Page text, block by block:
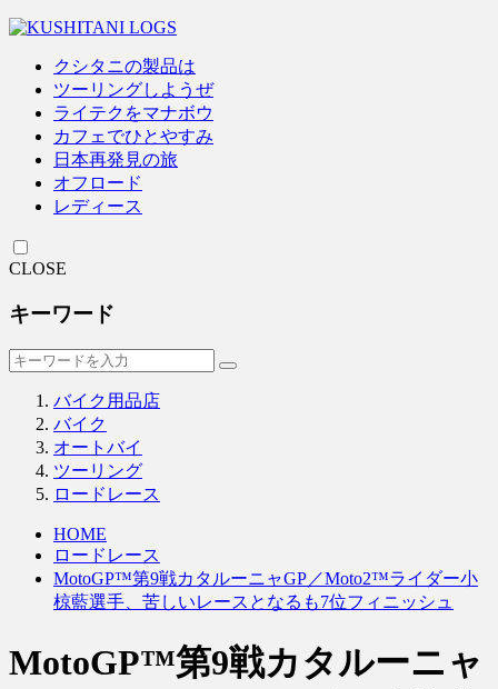
クシタニの製品は
ツーリングしようぜ
ライテクをマナボウ
カフェでひとやすみ
日本再発見の旅
オフロード
レディース
CLOSE
キーワード
バイク用品店
バイク
オートバイ
ツーリング
ロードレース
HOME
ロードレース
MotoGP™第9戦カタルーニャGP／Moto2™ライダー小
椋藍選手、苦しいレースとなるも7位フィニッシュ
MotoGP™第9戦カタルーニャ